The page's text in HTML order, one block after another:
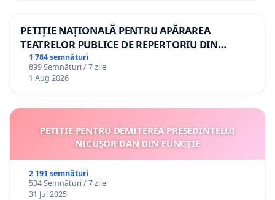
PETIȚIE NAȚIONALĂ PENTRU APĂRAREA
TEATRELOR PUBLICE DE REPERTORIU DIN
ROMÂNIA
1 784 semnături
899 Semnături / 7 zile
1 Aug 2026
PETIȚIE PENTRU DEMITEREA PREȘEDINTELUI
NICUȘOR DAN DIN FUNCȚIE
2 191 semnături
534 Semnături / 7 zile
31 Jul 2025